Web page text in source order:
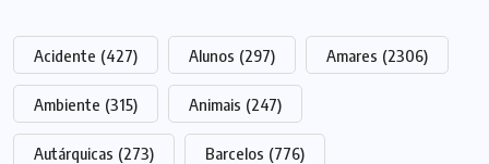
Acidente (427) Alunos (297) Amares (2306)
Ambiente (315) Animais (247)
Autárquicas (273) Barcelos (776)